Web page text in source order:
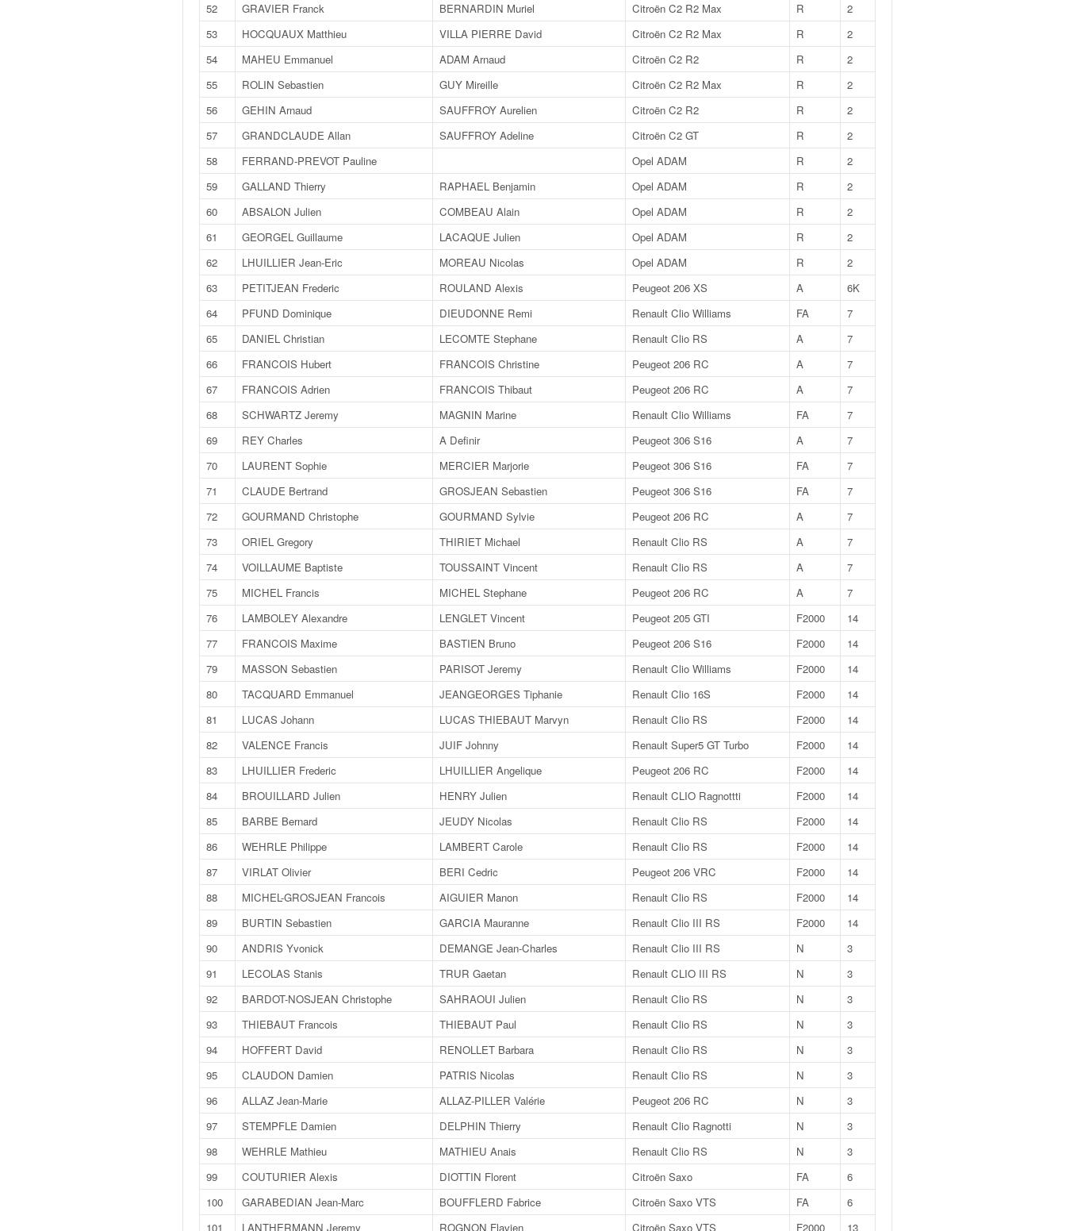
52
GRAVIER Franck BERNARDIN Muriel Citroën C2 R2 Max R
2
53
HOCQUAUX Matthieu VILLA PIERRE David Citroën C2 R2 Max R
2
54
MAHEU Emmanuel ADAM Arnaud Citroën C2 R2 R
2
55
ROLIN Sebastien GUY Mireille Citroën C2 R2 Max R
2
56
GEHIN Arnaud SAUFFROY Aurelien Citroën C2 R2 R
2
57
GRANDCLAUDE Allan SAUFFROY Adeline Citroën C2 GT R
2
58
FERRAND-PREVOT Pauline Opel ADAM R
2
59
GALLAND Thierry RAPHAEL Benjamin Opel ADAM R
2
60
ABSALON Julien COMBEAU Alain Opel ADAM R
2
61
GEORGEL Guillaume LACAQUE Julien Opel ADAM R
2
62
LHUILLIER Jean-Eric MOREAU Nicolas Opel ADAM R
2
63
PETITJEAN Frederic ROULAND Alexis Peugeot 206 XS A
6K
64
PFUND Dominique DIEUDONNE Remi Renault Clio Williams FA
7
65
DANIEL Christian LECOMTE Stephane Renault Clio RS A
7
66
FRANCOIS Hubert FRANCOIS Christine Peugeot 206 RC A
7
67
FRANCOIS Adrien FRANCOIS Thibaut Peugeot 206 RC A
7
68
SCHWARTZ Jeremy MAGNIN Marine Renault Clio Williams FA
7
69
REY Charles A Definir Peugeot 306 S16 A
7
70
LAURENT Sophie MERCIER Marjorie Peugeot 306 S16 FA
7
71
CLAUDE Bertrand GROSJEAN Sebastien Peugeot 306 S16 FA
7
72
GOURMAND Christophe GOURMAND Sylvie Peugeot 206 RC A
7
73
ORIEL Gregory THIRIET Michael Renault Clio RS A
7
74
VOILLAUME Baptiste TOUSSAINT Vincent Renault Clio RS A
7
75
MICHEL Francis MICHEL Stephane Peugeot 206 RC A
7
76
LAMBOLEY Alexandre LENGLET Vincent Peugeot 205 GTI F2000
14
77
FRANCOIS Maxime BASTIEN Bruno Peugeot 206 S16 F2000
14
79
MASSON Sebastien PARISOT Jeremy Renault Clio Williams F2000
14
80
TACQUARD Emmanuel JEANGEORGES Tiphanie Renault Clio 16S F2000
14
81
LUCAS Johann LUCAS THIEBAUT Marvyn Renault Clio RS F2000
14
82
VALENCE Francis JUIF Johnny Renault Super5 GT Turbo F2000
14
83
LHUILLIER Frederic LHUILLIER Angelique Peugeot 206 RC F2000
14
84
BROUILLARD Julien HENRY Julien Renault CLIO Ragnottti F2000
14
85
BARBE Bernard JEUDY Nicolas Renault Clio RS F2000
14
86
WEHRLE Philippe LAMBERT Carole Renault Clio RS F2000
14
87
VIRLAT Olivier BERI Cedric Peugeot 206 VRC F2000
14
88
MICHEL-GROSJEAN Francois AIGUIER Manon Renault Clio RS F2000
14
89
BURTIN Sebastien GARCIA Mauranne Renault Clio III RS F2000
14
90
ANDRIS Yvonick DEMANGE Jean-Charles Renault Clio III RS N
3
91
LECOLAS Stanis TRUR Gaetan Renault CLIO III RS N
3
92
BARDOT-NOSJEAN Christophe SAHRAOUI Julien Renault Clio RS N
3
93
THIEBAUT Francois THIEBAUT Paul Renault Clio RS N
3
94
HOFFERT David RENOLLET Barbara Renault Clio RS N
3
95
CLAUDON Damien PATRIS Nicolas Renault Clio RS N
3
96
ALLAZ Jean-Marie ALLAZ-PILLER Valérie Peugeot 206 RC N
3
97
STEMPFLE Damien DELPHIN Thierry Renault Clio Ragnotti N
3
98
WEHRLE Mathieu MATHIEU Anais Renault Clio RS N
3
99
COUTURIER Alexis DIOTTIN Florent Citroën Saxo FA
6
100
GARABEDIAN Jean-Marc BOUFFLERD Fabrice Citroën Saxo VTS FA
6
101
LANTHERMANN Jeremy ROGNON Flavien Citroën Saxo VTS F2000 13